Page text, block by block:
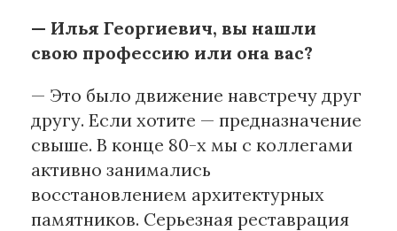
Смотрите нас в соцсетях и мессенджерах
— Илья Георгиевич, вы нашли
свою профессию или она вас?
— Это было движение навстречу друг
другу. Если хотите — предназначение
свыше. В конце 80-х мы с коллегами
активно занимались
восстановлением архитектурных
памятников. Серьезная реставрация